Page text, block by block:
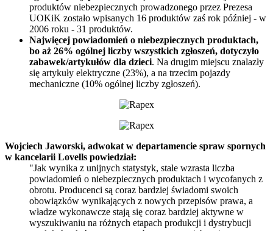
produktów niebezpiecznych prowadzonego przez Prezesa
UOKiK zostało wpisanych 16 produktów zaś rok później - w
2006 roku - 31 produktów.
Najwięcej powiadomień o niebezpiecznych produktach,
bo aż 26% ogólnej liczby wszystkich zgłoszeń, dotyczyło
zabawek/artykułów dla dzieci. Na drugim miejscu znalazły
się artykuły elektryczne (23%), a na trzecim pojazdy
mechaniczne (10% ogólnej liczby zgłoszeń).
Wojciech Jaworski, adwokat w departamencie spraw spornych
w kancelarii Lovells powiedział:
"Jak wynika z unijnych statystyk, stale wzrasta liczba
powiadomień o niebezpiecznych produktach i wycofanych z
obrotu. Producenci są coraz bardziej świadomi swoich
obowiązków wynikających z nowych przepisów prawa, a
władze wykonawcze stają się coraz bardziej aktywne w
wyszukiwaniu na różnych etapach produkcji i dystrybucji